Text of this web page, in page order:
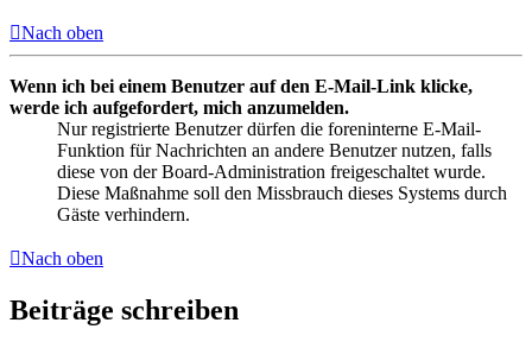
Nach oben
Wenn ich bei einem Benutzer auf den E-Mail-Link klicke,
werde ich aufgefordert, mich anzumelden.
Nur registrierte Benutzer dürfen die foreninterne E-Mail-
Funktion für Nachrichten an andere Benutzer nutzen, falls
diese von der Board-Administration freigeschaltet wurde.
Diese Maßnahme soll den Missbrauch dieses Systems durch
Gäste verhindern.
Nach oben
Beiträge schreiben